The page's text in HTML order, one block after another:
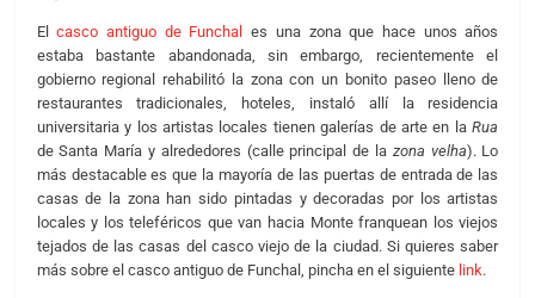
Elcasco antiguo de Funchal
es una zona que hace unos años
estaba bastante abandonada, sin embargo, recientemente el
gobierno regional rehabilitó la zona con un bonito paseo lleno de
restaurantes tradicionales, hoteles, instaló allí la residencia
universitaria y los artistas locales tienen galerías de arte en laRua
de Santa María y alrededores (calle principal de la zona velha). Lo
más destacable es que la mayoría de las puertas de entrada de las
casas de la zona han sido pintadas y decoradas por los artistas
locales y los teleféricos que van hacia Monte franquean los viejos
tejados de las casas del casco viejo de la ciudad. Si quieres saber
más sobre el casco antiguo de Funchal, pincha en el siguiente link.